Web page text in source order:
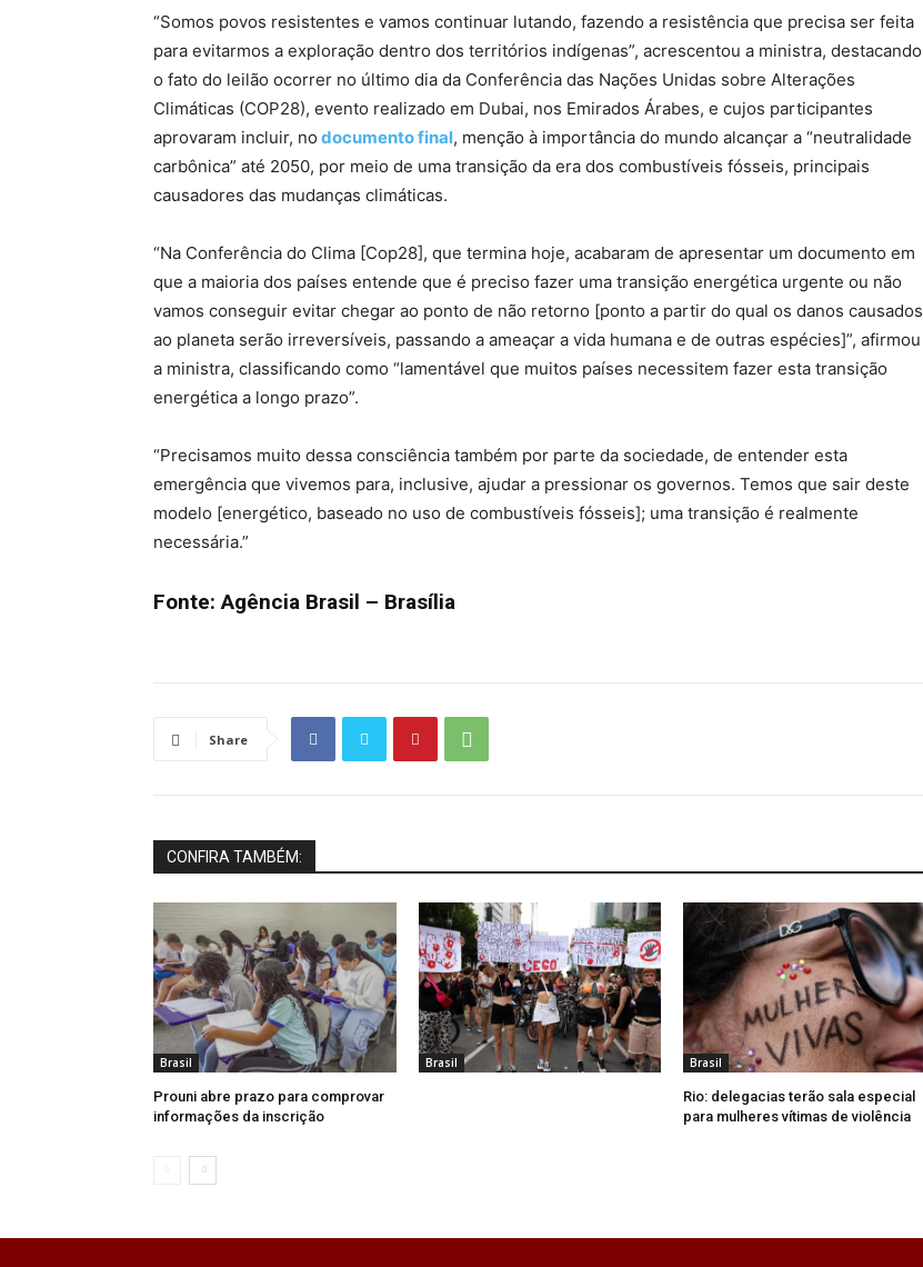
“Somos povos resistentes e vamos continuar lutando, fazendo a resistência que precisa ser feita
para evitarmos a exploração dentro dos territórios indígenas”, acrescentou a ministra, destacando
o fato do leilão ocorrer no último dia da Conferência das Nações Unidas sobre Alterações
Climáticas (COP28), evento realizado em Dubai, nos Emirados Árabes, e cujos participantes
aprovaram incluir, no documento final, menção à importância do mundo alcançar a “neutralidade
carbônica” até 2050, por meio de uma transição da era dos combustíveis fósseis, principais
causadores das mudanças climáticas.
“Na Conferência do Clima [Cop28], que termina hoje, acabaram de apresentar um documento em
que a maioria dos países entende que é preciso fazer uma transição energética urgente ou não
vamos conseguir evitar chegar ao ponto de não retorno [ponto a partir do qual os danos causados
ao planeta serão irreversíveis, passando a ameaçar a vida humana e de outras espécies]”, afirmou
a ministra, classificando como “lamentável que muitos países necessitem fazer esta transição
energética a longo prazo”.
“Precisamos muito dessa consciência também por parte da sociedade, de entender esta
emergência que vivemos para, inclusive, ajudar a pressionar os governos. Temos que sair deste
modelo [energético, baseado no uso de combustíveis fósseis]; uma transição é realmente
necessária.”
Fonte: Agência Brasil – Brasília
Share
CONFIRA TAMBÉM:
Brasil
Prouni abre prazo para comprovar
informações da inscrição
Brasil Brasil
Rio: delegacias terão sala especial
para mulheres vítimas de violência